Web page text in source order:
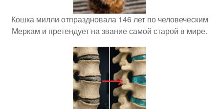
Кошка милли отпраздновала 146 лет по человеческим
Меркам и претендует на звание самой старой в мире.